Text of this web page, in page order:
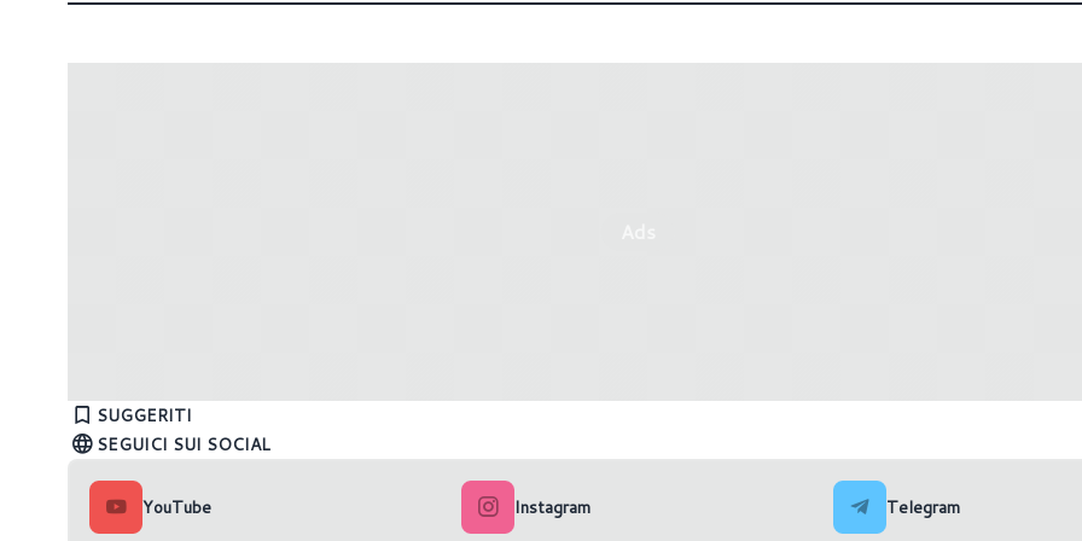
SUGGERITI
RTX 4060Ti Dual
water block serie Aurora
Carbon Fiber Edition
SEGUICI SUI SOCIAL
YouTube Instagram Telegram